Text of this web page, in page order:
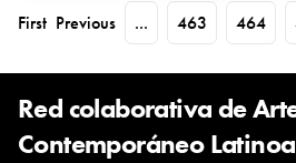
First Previous ... 463 464
Red colaborativa de
Contemporáneo